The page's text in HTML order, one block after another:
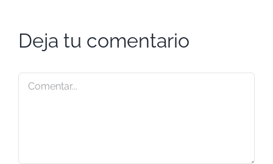
Deja tu comentario
Comentar